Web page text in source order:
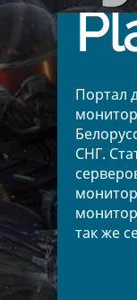
Портал
СНГ.
так же